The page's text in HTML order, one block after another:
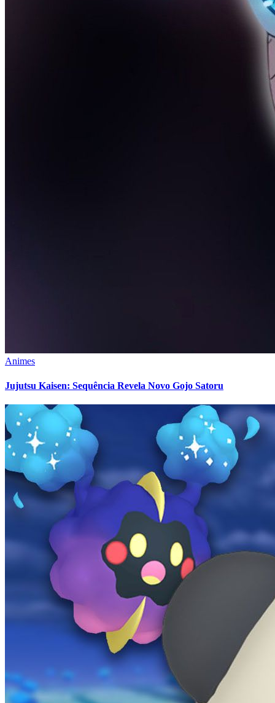
Animes
Jujutsu Kaisen: Sequência Revela Novo Gojo Satoru